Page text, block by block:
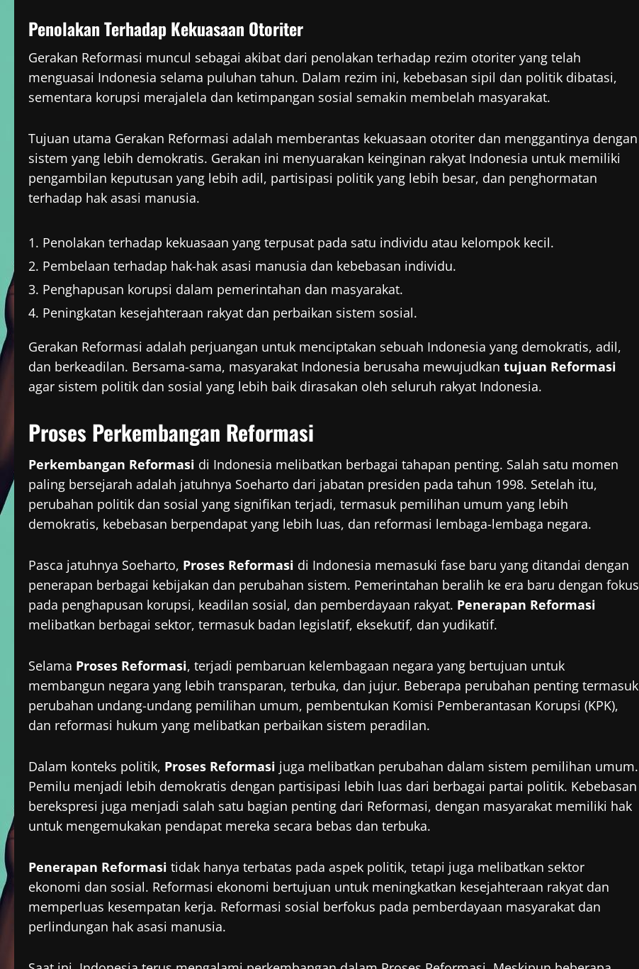
Penolakan Terhadap Kekuasaan Otoriter
Gerakan Reformasi muncul sebagai akibat dari penolakan terhadap rezim otoriter yang telah
menguasai Indonesia selama puluhan tahun. Dalam rezim ini, kebebasan sipil dan politik dibatasi,
sementara korupsi merajalela dan ketimpangan sosial semakin membelah masyarakat.
Tujuan utama Gerakan Reformasi adalah memberantas kekuasaan otoriter dan menggantinya dengan
sistem yang lebih demokratis. Gerakan ini menyuarakan keinginan rakyat Indonesia untuk memiliki
pengambilan keputusan yang lebih adil, partisipasi politik yang lebih besar, dan penghormatan
terhadap hak asasi manusia.
Penolakan terhadap kekuasaan yang terpusat pada satu individu atau kelompok kecil.
Pembelaan terhadap hak-hak asasi manusia dan kebebasan individu.
Penghapusan korupsi dalam pemerintahan dan masyarakat.
Peningkatan kesejahteraan rakyat dan perbaikan sistem sosial.
Gerakan Reformasi adalah perjuangan untuk menciptakan sebuah Indonesia yang demokratis, adil,
dan berkeadilan. Bersama-sama, masyarakat Indonesia berusaha mewujudkan tujuan Reformasi
agar sistem politik dan sosial yang lebih baik dirasakan oleh seluruh rakyat Indonesia.
Proses Perkembangan Reformasi
Perkembangan Reformasi di Indonesia melibatkan berbagai tahapan penting. Salah satu momen
paling bersejarah adalah jatuhnya Soeharto dari jabatan presiden pada tahun 1998. Setelah itu,
perubahan politik dan sosial yang signifikan terjadi, termasuk pemilihan umum yang lebih
demokratis, kebebasan berpendapat yang lebih luas, dan reformasi lembaga-lembaga negara.
Pasca jatuhnya Soeharto, Proses Reformasi di Indonesia memasuki fase baru yang ditandai dengan
penerapan berbagai kebijakan dan perubahan sistem. Pemerintahan beralih ke era baru dengan fokus
pada penghapusan korupsi, keadilan sosial, dan pemberdayaan rakyat. Penerapan Reformasi
melibatkan berbagai sektor, termasuk badan legislatif, eksekutif, dan yudikatif.
Selama Proses Reformasi, terjadi pembaruan kelembagaan negara yang bertujuan untuk
membangun negara yang lebih transparan, terbuka, dan jujur. Beberapa perubahan penting termasuk
perubahan undang-undang pemilihan umum, pembentukan Komisi Pemberantasan Korupsi (KPK),
dan reformasi hukum yang melibatkan perbaikan sistem peradilan.
Dalam konteks politik, Proses Reformasi juga melibatkan perubahan dalam sistem pemilihan umum.
Pemilu menjadi lebih demokratis dengan partisipasi lebih luas dari berbagai partai politik. Kebebasan
berekspresi juga menjadi salah satu bagian penting dari Reformasi, dengan masyarakat memiliki hak
untuk mengemukakan pendapat mereka secara bebas dan terbuka.
Penerapan Reformasi tidak hanya terbatas pada aspek politik, tetapi juga melibatkan sektor
ekonomi dan sosial. Reformasi ekonomi bertujuan untuk meningkatkan kesejahteraan rakyat dan
memperluas kesempatan kerja. Reformasi sosial berfokus pada pemberdayaan masyarakat dan
perlindungan hak asasi manusia.